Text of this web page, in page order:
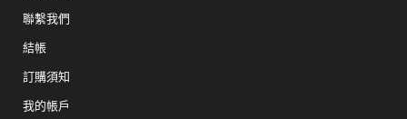
聯繫我們
結帳
訂購須知
我的帳戶